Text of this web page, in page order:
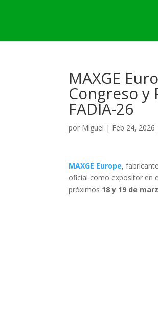
MAXGE
Congreso y
FADIA-26
por Miguel | Feb 24, 2026
MAXGE Europe,
oficial como expositor en
próximos 18 y 19 de